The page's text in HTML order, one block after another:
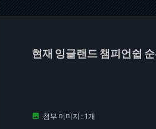
현재 잉글랜드 챔피언쉽
 첨부 이미지 : 1개